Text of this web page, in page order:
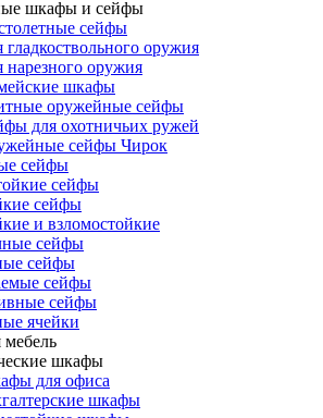
шкафы и сейфы
сейфы
гладкоствольного оружия
нарезного оружия
шкафы
оружейные сейфы
для охотничьих ружей
сейфы Чирок
сейфы
сейфы
сейфы
и взломостойкие
сейфы
сейфы
сейфы
сейфы
ячейки
мебель
шкафы
для офиса
шкафы